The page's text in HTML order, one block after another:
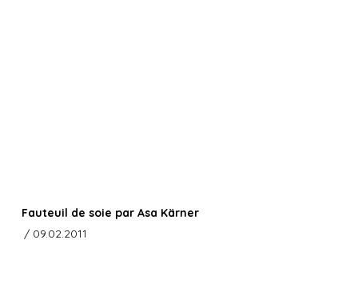
Fauteuil de soie par Asa Kärner
/ 09.02.2011